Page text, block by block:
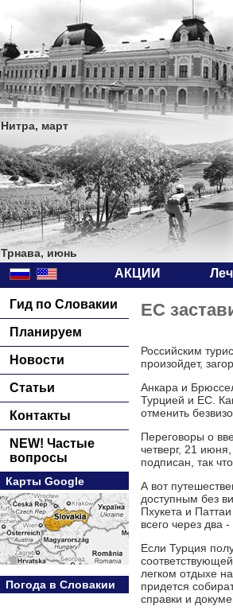
Нитра, март
Трнава, июнь
АКЦИИ
Гид по Словакии
Планируем
Новости
Статьи
Контакты
NEW! Частые
вопросы
Карты Google
Погода в Словакии
ЕС
Российским
произойдет,
Анкара и
Турцией и ЕС.
отменить
Переговоры о
четверг, 21
подписан, так
А вот
доступным без
Пхукета и
всего через два
Если Турция
легком отдыхе
придется
справки и